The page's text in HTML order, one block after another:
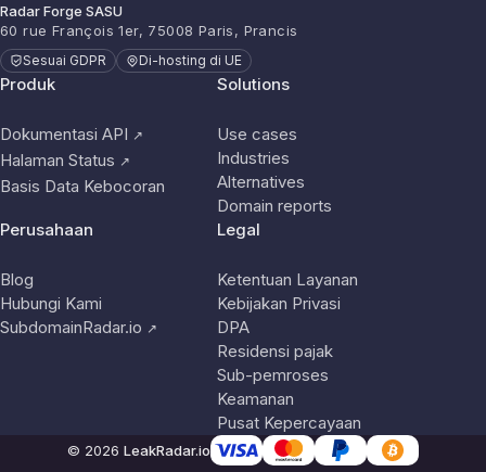
Radar Forge SASU
60 rue François 1er, 75008 Paris, Prancis
Sesuai GDPR Di-hosting di UE
Produk
Dokumentasi API ↗
Halaman Status ↗
Basis Data Kebocoran
Solutions
Use cases
Industries
Alternatives
Domain reports
Perusahaan
Blog
Hubungi Kami
SubdomainRadar.io ↗
Legal
Ketentuan Layanan
Kebijakan Privasi
DPA
Residensi pajak
Sub-pemroses
Keamanan
Pusat Kepercayaan
© 2026 LeakRadar.io